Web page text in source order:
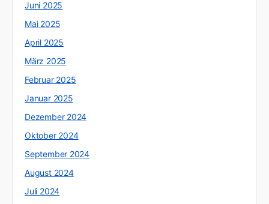
Juni 2025
Mai 2025
April 2025
März 2025
Februar 2025
Januar 2025
Dezember 2024
Oktober 2024
September 2024
August 2024
Juli 2024